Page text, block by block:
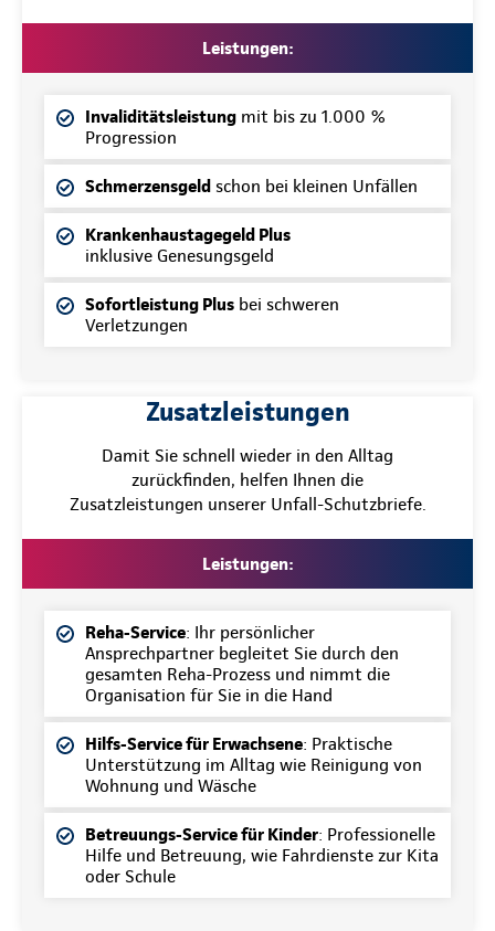
Leistungen:
Invaliditätsleistung mit bis zu 1.000 %
Progression
Schmerzensgeld schon bei kleinen Unfällen
Krankenhaustagegeld Plus
inklusive Genesungsgeld
Sofortleistung Plus bei schweren
Verletzungen
Zusatzleistungen
Damit Sie schnell wieder in den Alltag
zurückfinden, helfen Ihnen die
Zusatzleistungen unserer Unfall-Schutzbriefe.
Leistungen:
Reha-Service: Ihr persönlicher
Ansprechpartner begleitet Sie durch den
gesamten Reha-Prozess und nimmt die
Organisation für Sie in die Hand
Hilfs-Service für Erwachsene: Praktische
Unterstützung im Alltag wie Reinigung von
Wohnung und Wäsche
Betreuungs-Service für Kinder: Professionelle
Hilfe und Betreuung, wie Fahrdienste zur Kita
oder Schule